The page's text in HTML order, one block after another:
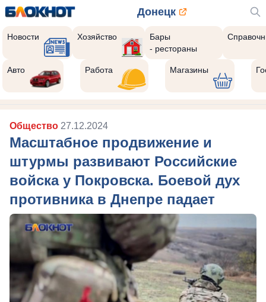
Донецк
Новости Хозяйство
Бары
- рестораны
Авто Работа Магазины
Общество 27.12.2024
Масштабное продвижение и
штурмы развивают Российские
войска у Покровска. Боевой дух
противника в Днепре падает